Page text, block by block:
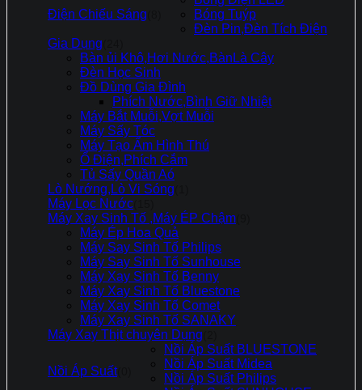
Điện Chiếu Sáng
Bóng Tuýp
Đèn Pin,Đèn Tích Điện
Gia Dụng
Bàn ủi Khô,Hơi Nước,BànLà Cây
Đèn Học Sinh
Đồ Dùng Gia Đình
Phích Nước,Bình Giữ Nhiệt
Máy Bắt Muỗi,Vợt Muỗi
Máy Sấy Tóc
Máy Tạo Ẩm Hình Thú
Ổ Điện,Phích Cắm
Tủ Sấy Quần Aó
Lò Nướng,Lò Vi Sóng
Máy Lọc Nước
Máy Xay Sinh Tố ,Máy ÉP Chậm
Máy Ép Hoa Quả
Máy Say Sinh Tố Philips
Máy Say Sinh Tố Sunhouse
Máy Xay Sinh Tố Benny
Máy Xay Sinh Tố Bluestone
Máy Xay Sinh Tố Comet
Máy Xay Sinh Tố SANAKY
Máy Xay Thịt chuyên Dụng
Nồi Áp Suất(0)
Nồi Áp Suất BLUESTONE
Nồi Áp Suất Midea
Nồi Áp Suất Philips